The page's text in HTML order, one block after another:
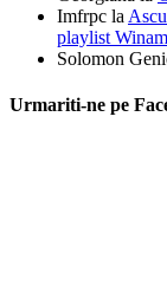
Imfrpc la
playlist
Solomon
Urmariti-ne pe